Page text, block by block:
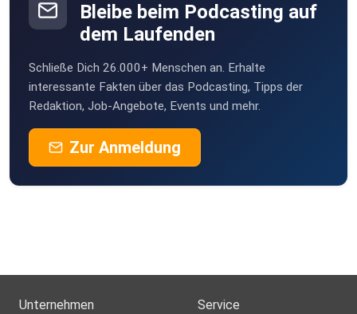
Bleibe beim Podcasting auf
dem Laufenden
Schließe Dich 26.000+ Menschen an. Erhalte
interessante Fakten über das Podcasting, Tipps der
Redaktion, Job-Angebote, Events und mehr.
Zur Anmeldung
Unternehmen Service